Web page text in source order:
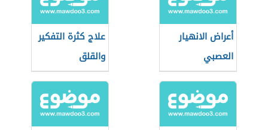
أعراض الانهيار
العصبي
علاج كثرة التفكير
والقلق